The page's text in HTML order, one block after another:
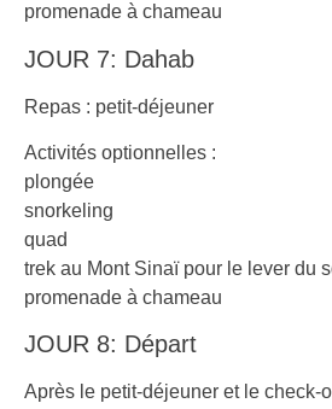
promenade à chameau
JOUR 7: Dahab
Repas : petit-déjeuner
Activités optionnelles :
plongée
snorkeling
quad
trek au Mont Sinaï pour le lever du
promenade à chameau
JOUR 8: Départ
Après le petit-déjeuner et le check-